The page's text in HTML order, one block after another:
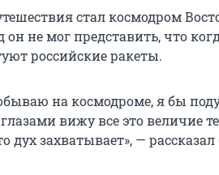
стал космодром
он не мог представить, что
российские ракеты.
на космодроме, я бы
вижу все это величие
захватывает», — рассказал